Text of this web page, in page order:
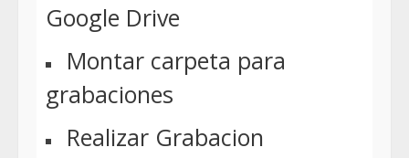
Google Drive
Montar carpeta para
grabaciones
Realizar Grabacion